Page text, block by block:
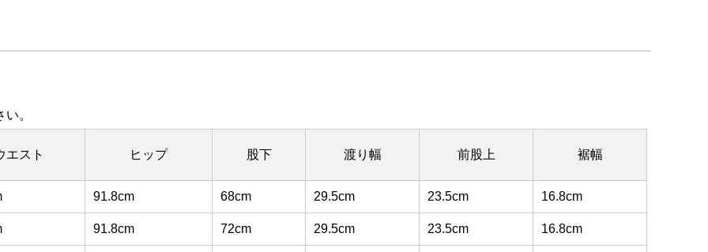
。
エスト ヒップ 股下 渡り幅 前股上 裾幅
91.8cm 68cm 29.5cm 23.5cm 16.8cm
91.8cm 72cm 29.5cm 23.5cm 16.8cm